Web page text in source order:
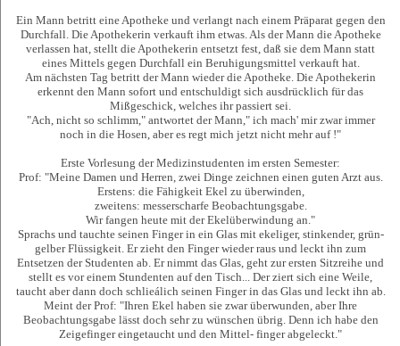
Ein Mann betritt eine Apotheke und verlangt nach einem Präparat gegen den
Durchfall. Die Apothekerin verkauft ihm etwas. Als der Mann die Apotheke
verlassen hat, stellt die Apothekerin entsetzt fest, daß sie dem Mann statt
eines Mittels gegen Durchfall ein Beruhigungsmittel verkauft hat.
Am nächsten Tag betritt der Mann wieder die Apotheke. Die Apothekerin
erkennt den Mann sofort und entschuldigt sich ausdrücklich für das
Mißgeschick, welches ihr passiert sei.
"Ach, nicht so schlimm," antwortet der Mann," ich mach' mir zwar immer
noch in die Hosen, aber es regt mich jetzt nicht mehr auf !"
Erste Vorlesung der Medizinstudenten im ersten Semester:
Prof: "Meine Damen und Herren, zwei Dinge zeichnen einen guten Arzt aus.
Erstens: die Fähigkeit Ekel zu überwinden,
zweitens: messerscharfe Beobachtungsgabe.
Wir fangen heute mit der Ekelüberwindung an."
Sprachs und tauchte seinen Finger in ein Glas mit ekeliger, stinkender, grün-
gelber Flüssigkeit. Er zieht den Finger wieder raus und leckt ihn zum
Entsetzen der Studenten ab. Er nimmt das Glas, geht zur ersten Sitzreihe und
stellt es vor einem Stundenten auf den Tisch... Der ziert sich eine Weile,
taucht aber dann doch schlieálich seinen Finger in das Glas und leckt ihn ab.
Meint der Prof: "Ihren Ekel haben sie zwar überwunden, aber Ihre
Beobachtungsgabe lässt doch sehr zu wünschen übrig. Denn ich habe den
Zeigefinger eingetaucht und den Mittel- finger abgeleckt."